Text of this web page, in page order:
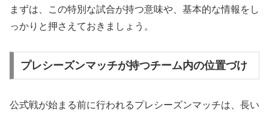
まずは、この特別な試合が持つ意味や、基本的な情報をし
っかりと押さえておきましょう。
プレシーズンマッチが持つチーム内の位置づけ
公式戦が始まる前に行われるプレシーズンマッチは、長い